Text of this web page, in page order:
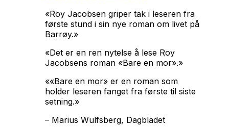
«Roy Jacobsen griper tak i leseren fra
første stund i sin nye roman om livet på
Barrøy.»
«Det er en ren nytelse å lese Roy
Jacobsens roman «Bare en mor».»
««Bare en mor» er en roman som
holder leseren fanget fra første til siste
setning.»
– Marius Wulfsberg, Dagbladet